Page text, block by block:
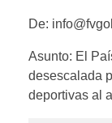
De:
Asunto: El
desescalada
deportivas al